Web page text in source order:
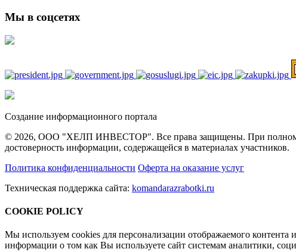
Мы в соцсетях
Создание информационного портала
© 2026, ООО "ХЕЛП ИНВЕСТОР". Все права защищены. При полном или
достоверность информации, содержащейся в материалах участников.
Политика конфиденциальности Оферта на оказание услуг
Техническая поддержка сайта: komandarazrabotki.ru
COOKIE POLICY
Мы используем cookies для персонализации отображаемого
информации о том как Вы используете сайт системам аналитики,